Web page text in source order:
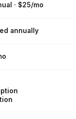
· $25/mo
annually